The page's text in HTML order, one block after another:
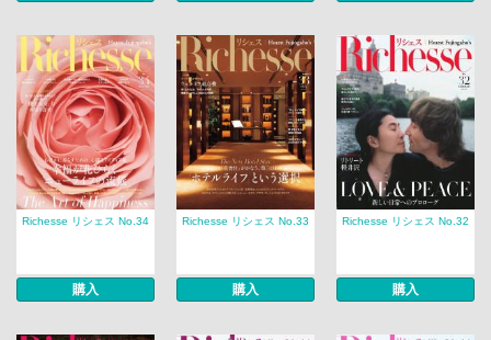
Richesse リシェス No.34
購入
Richesse リシェス No.33
購入
Richesse リシェス No.32
購入